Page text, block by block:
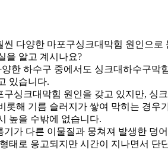
다양한 마포구싱크대막힘 원인으로
을 알고 계시나요?
한 하수구 중에서도 싱크대하수구막
있습니다.
싱크대막힘 원인을 갖고 있지만, 싱
롯해 기름 슬러지가 쌓여 막히는 경우
높을 수밖에 없습니다.
가 다른 이물질과 뭉쳐져 발생한 덩
태로 응고되지만 시간이 지나면서 단